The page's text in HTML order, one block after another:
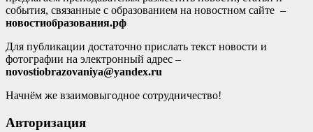
события, связанные с образованием на новостном сайте –
новостиобразования.рф
Для публикации достаточно прислать текст новости и
фотографии на электронный адрес –
novostiobrazovaniya@yandex.ru
Начнём же взаимовыгодное сотрудничество!
Авторизация